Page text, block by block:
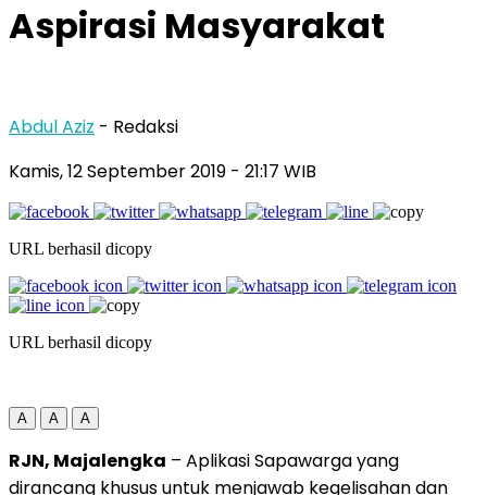
Aspirasi Masyarakat
Abdul Aziz - Redaksi
Kamis, 12 September 2019 - 21:17 WIB
URL berhasil dicopy
URL berhasil dicopy
A A A
RJN, Majalengka – Aplikasi Sapawarga yang
dirancang khusus untuk menjawab kegelisahan dan